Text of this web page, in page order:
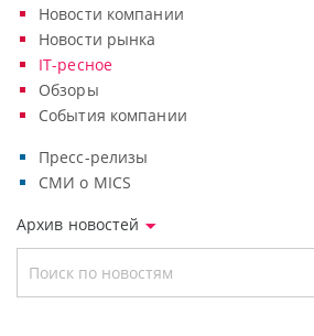
Новости компании
Новости рынка
IT-ресное
Обзоры
События компании
Пресс-релизы
СМИ о MICS
Архив новостей